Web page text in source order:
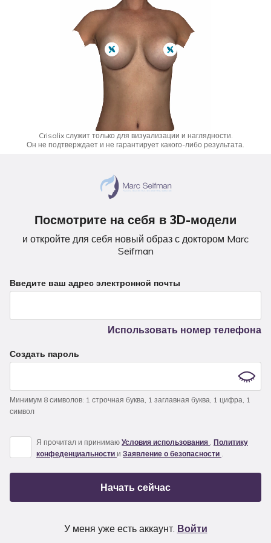
Crisalix служит только для визуализации и наглядности.
Он не подтверждает и не гарантирует какого-либо результата.
Посмотрите на себя в 3D-модели
и откройте для себя новый образ с доктором Marc
Seifman
Введите ваш адрес электронной почты
Использовать номер телефона
Создать пароль
Минимум 8 символов: 1 строчная буква, 1 заглавная буква, 1 цифра, 1
символ
Я прочитал и принимаю Условия использования , Политику
конфеденциальности и Заявление о безопасности .
Начать сейчас
У меня уже есть аккаунт. Войти